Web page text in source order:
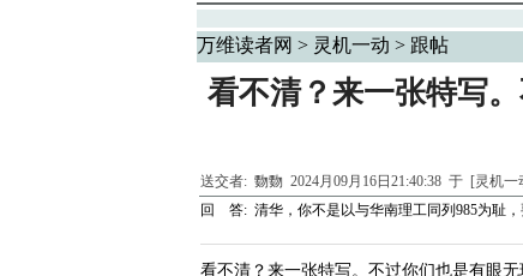
万维读者网 > 灵机一动 > 跟帖
看不清？来一张特写
送交者: 覅覅 2024月09月16日21:40:38 于 [灵机一
回 答: 清华，你不是以与华南理工同列985为耻
看不清？来一张特写。不过你们也是有眼